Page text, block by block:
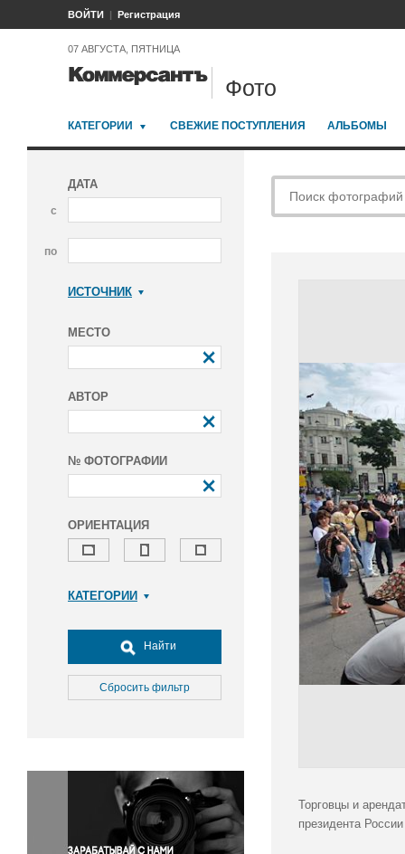
ВОЙТИ Регистрация
07 АВГУСТА, ПЯТНИЦА
Фото
КАТЕГОРИИ СВЕЖИЕ ПОСТУПЛЕНИЯ АЛЬБОМЫ
ДАТА
с
по
ИСТОЧНИК
МЕСТО
АВТОР
№ ФОТОГРАФИИ
ОРИЕНТАЦИЯ
КАТЕГОРИИ
Досуг, туризм и отдых
Культура
Медицина
Окружающая среда
Политика
Правосудие
Происшествия и конфликты
Найти
Сбросить фильтр
Торговцы и
президента